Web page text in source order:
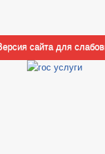
сайта для